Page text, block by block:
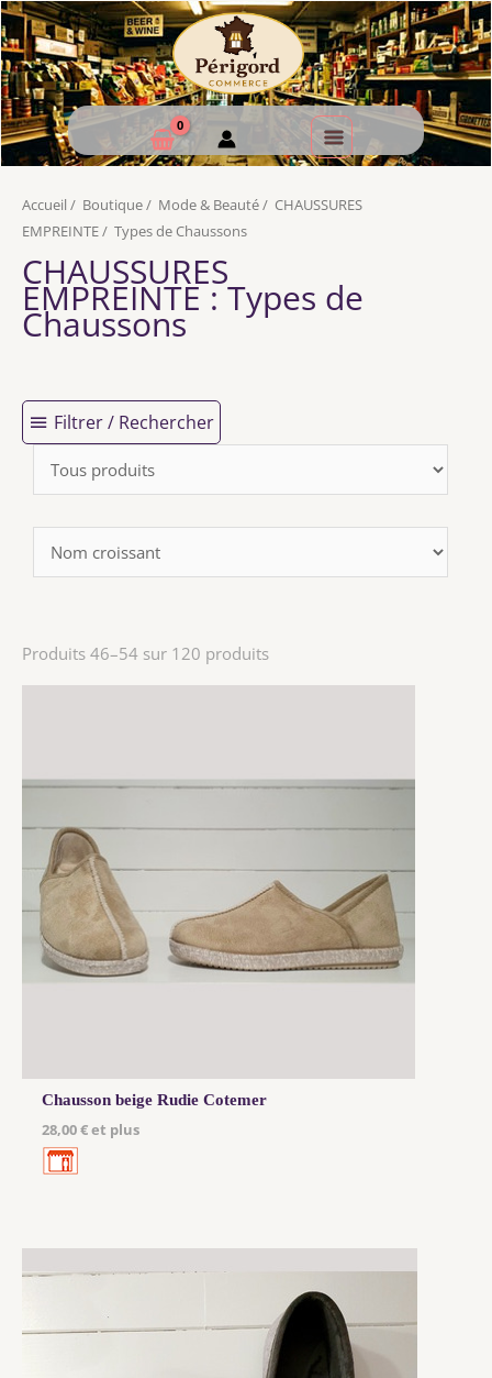
Accueil / Boutique/ Mode & Beauté/ CHAUSSURES
EMPREINTE/ Types de Chaussons
CHAUSSURES
EMPREINTE: Types de
Chaussons
Filtrer / Rechercher
Produits 46–54 sur 120 produits
Chausson beige Rudie Cotemer
28,00 € et plus